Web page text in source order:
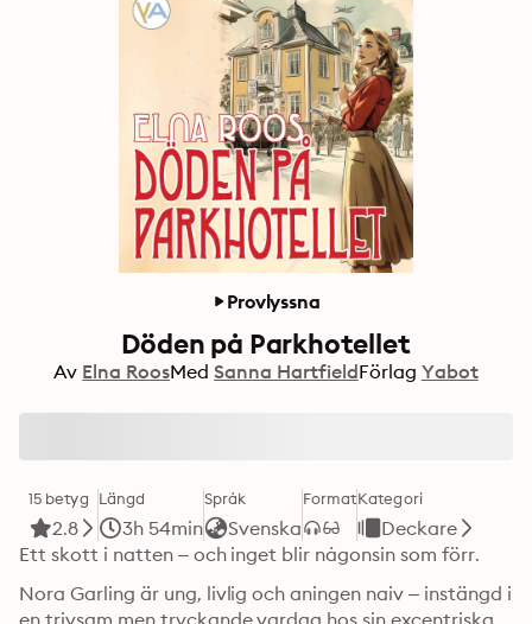
Provlyssna
Döden på Parkhotellet
Av Elna RoosMed Sanna HartfieldFörlag Yabot
15 betyg
2.8
Längd
3h 54min
Språk
Svenska
FormatKategori
Deckare
Ett skott i natten – och inget blir någonsin som förr.
Nora Garling är ung, livlig och aningen naiv – instängd i
en trivsam men tryckande vardag hos sin excentriska